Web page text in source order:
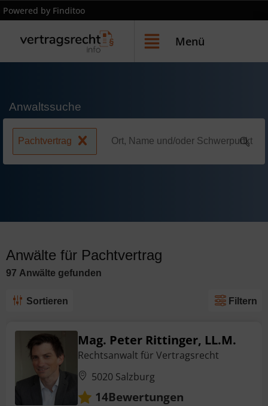
Powered by Finditoo
Menü
Anwaltssuche
Pachtvertrag
Anwälte für Pachtvertrag
97 Anwälte gefunden
Sortieren Filtern
Mag. Peter Rittinger, LL.M.
Rechtsanwalt für Vertragsrecht
5020 Salzburg
14Bewertungen